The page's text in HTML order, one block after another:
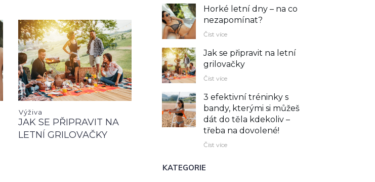
Výživa
JAK SE PŘIPRAVIT NA
LETNÍ GRILOVAČKY
Horké letní dny – na co
nezapomínat?
Číst více
Jak se připravit na letní
grilovačky
Číst více
3 efektivní tréninky s
bandy, kterými si můžeš
dát do těla kdekoliv –⁠
třeba na dovolené!
Číst více
KATEGORIE